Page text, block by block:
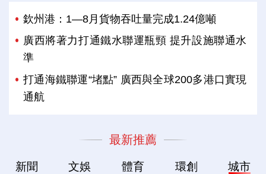
欽州港：1—8月貨物吞吐量完成1.24億噸
廣西將著力打通鐵水聯運瓶頸 提升設施聯通水
準
打通海鐵聯運“堵點” 廣西與全球200多港口實現
通航
最新推薦
新聞 文娛 體育 環創 城市